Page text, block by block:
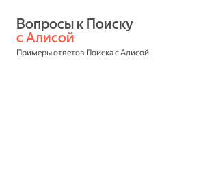
с Алисой
Примеры ответов Поиска с Алисой